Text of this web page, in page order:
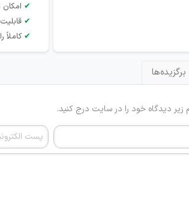
✔
✔
✔کاملاً
برگزیده‌ها
زیر دیدگاه خود را در سایت درج کنید.